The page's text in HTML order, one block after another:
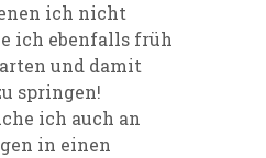
ich nicht
ich ebenfalls früh
und damit
springen!
ich auch an
in einen